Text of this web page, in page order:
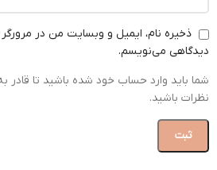
ذخیره نام، ایمیل و وبسایت من در مرورگر
دیدگاهی می‌نویسم.
شما باید وارد حساب خود شده باشید تا قادر
نظرات باشید.